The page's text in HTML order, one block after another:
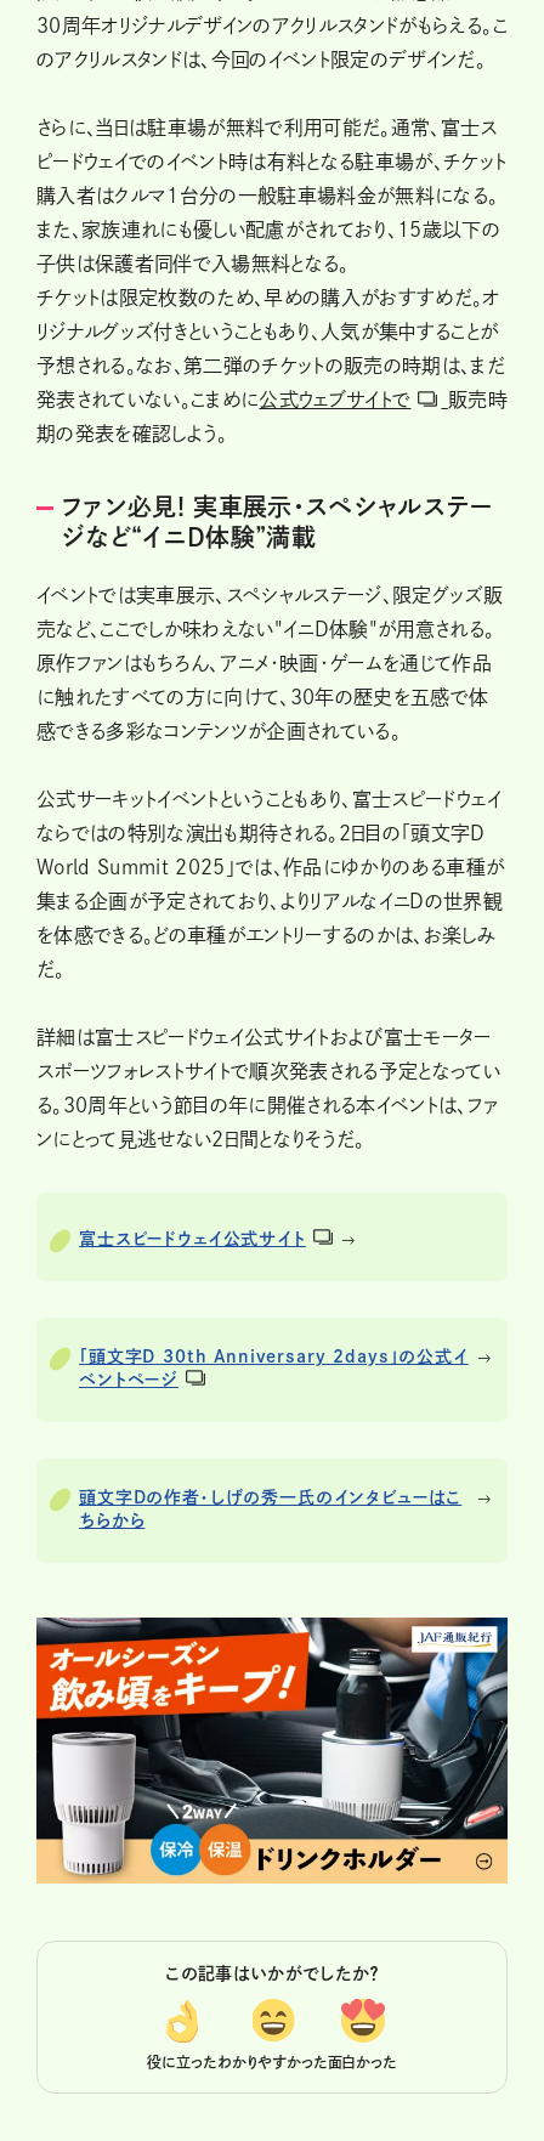
30周年オリジナルデザインのアクリルスタンドがもらえる。こ
のアクリルスタンドは、今回のイベント限定のデザインだ。
さらに、当日は駐車場が無料で利用可能だ。通常、富士ス
ピードウェイでのイベント時は有料となる駐車場が、チケット
購入者はクルマ1台分の一般駐車場料金が無料になる。
また、家族連れにも優しい配慮がされており、15歳以下の
子供は保護者同伴で入場無料となる。
チケットは限定枚数のため、早めの購入がおすすめだ。オ
リジナルグッズ付きということもあり、人気が集中することが
予想される。なお、第二弾のチケットの販売の時期は、まだ
発表されていない。こまめに公式ウェブサイトで
販売時
期の発表を確認しよう。
ファン必見! 実車展示・スペシャルステー
ジなど“イニD体験”満載
イベントでは実車展示、スペシャルステージ、限定グッズ販
売など、ここでしか味わえない"イニD体験"が用意される。
原作ファンはもちろん、アニメ・映画・ゲームを通じて作品
に触れたすべての方に向けて、30年の歴史を五感で体
感できる多彩なコンテンツが企画されている。
公式サーキットイベントということもあり、富士スピードウェイ
ならではの特別な演出も期待される。2日目の「頭文字D
World Summit 2025」では、作品にゆかりのある車種が
集まる企画が予定されており、よりリアルなイニDの世界観
を体感できる。どの車種がエントリーするのかは、お楽しみ
だ。
詳細は富士スピードウェイ公式サイトおよび富士モーター
スポーツフォレストサイトで順次発表される予定となってい
る。30周年という節目の年に開催される本イベントは、ファ
ンにとって見逃せない2日間となりそうだ。
富士スピードウェイ公式サイト
「頭文字D 30th Anniversary 2days」の公式イ
ベントページ
頭文字Dの作者・しげの秀一氏のインタビューはこ
ちらから
この記事はいかがでしたか？
役に立ったわかりやすかった面白かった